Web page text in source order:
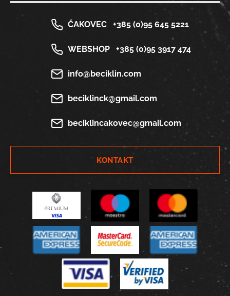
ČAKOVEC +385 (0)95 645 5221
WEBSHOP +385 (0)95 3917 474
info@beciklin.com
beciklinck@gmail.com
beciklincakovec@gmail.com
KONTAKT